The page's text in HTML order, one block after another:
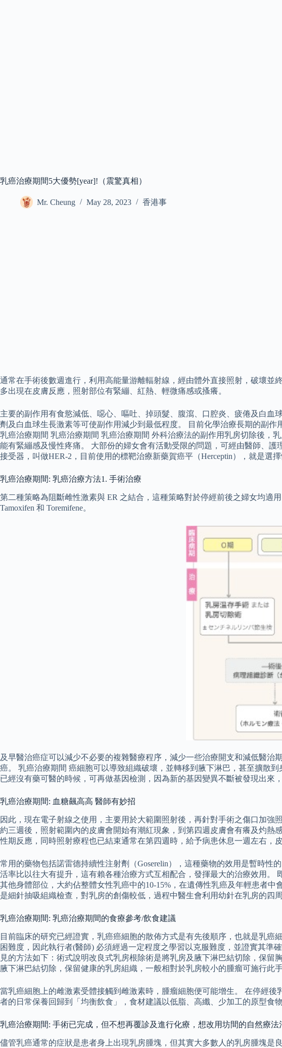
乳癌治療期間5大優勢[year]!（震驚真相）
Mr. Cheung May 28, 2023 香港事
通常在手術後數週進行，利用高能量游離輻射線，經由體外直接照射，破壞並
多出現在皮膚反應，照射部位有緊繃、紅熱、輕微痛感或搔癢。
主要的副作用有食慾減低、噁心、嘔吐、掉頭髮、腹瀉、口腔炎、疲倦及白
劑及白血球生長激素等可使副作用減少到最低程度。 目前化學治療長期的副
乳癌治療期間 乳癌治療期間 乳癌治療期間 外科治療法的副作用乳房切除後，
能有緊繃感及慢性疼痛。 大部份的婦女會有活動受限的問題，可經由醫師、
接受器，叫做HER-2，目前使用的標靶治療新藥賀癌平（Herceptin），就是選
乳癌治療期間: 乳癌治療方法1. 手術治療
第二種策略為阻斷雌性激素與 ER 之結合，這種策略對於停經前後之婦女均適
Tamoxifen 和 Toremifene。
及早醫治癌症可以減少不必要的複雜醫療程序，減少一些治療開支和減低醫
癌。 乳癌治療期間 癌細胞可以導致組織破壞，並轉移到腋下淋巴，甚至擴散
已經沒有藥可醫的時候，可再做基因檢測，因為新的基因變異不斷被發現出來
乳癌治療期間: 血糖飆高高 醫師有妙招
因此，現在電子射線之使用，主要用於大範圍照射後，再針對手術之傷口加
約三週後，照射範圍內的皮膚會開始有潮紅現象，到第四週皮膚會有癢及灼
性期反應，同時照射療程也已結束通常在第四週時，給予病患休息一週左右，
常用的藥物包括諾雷德持續性注射劑（Goserelin），這種藥物的效用是暫時
活率比以往大有提升，這有賴各種治療方式互相配合，發揮最大的治療效用
其他身體部位，大約佔整體女性乳癌中的10-15%，在遺傳性乳癌及年輕患者
是細針抽吸組織檢查，對乳房的創傷較低，過程中醫生會利用幼針在乳房的四
乳癌治療期間: 乳癌治療期間的食療參考/飲食建議
目前臨床的研究已經證實，乳癌癌細胞的散佈方式是有先後順序，也就是乳
困難度，因此執行者(醫師) 必須經過一定程度之學習以克服難度，並證實其
見的方法如下：術式說明改良式乳房根除術是將乳房及腋下淋巴結切除，保
腋下淋巴結切除，保留健康的乳房組織，一般相對於乳房較小的腫瘤可施行此
當乳癌細胞上的雌激素受體接觸到雌激素時，腫瘤細胞便可能增生。 在停經
者的日常保養回歸到「均衡飲食」，食材建議以低脂、高纖、少加工的原型食
乳癌治療期間: 手術已完成，但不想再覆診及進行化療，想改用坊間的自然療法
儘管乳癌通常的症狀是患者身上出現乳房腫塊，但其實大多數人的乳房腫塊